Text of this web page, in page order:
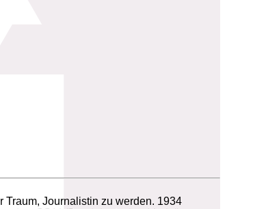
Journalistin zu werden. 1934